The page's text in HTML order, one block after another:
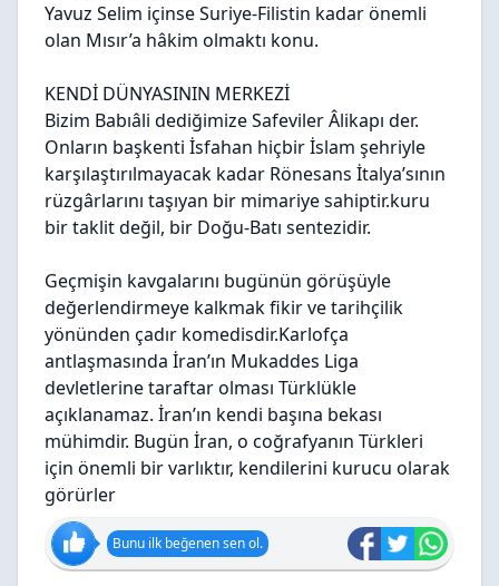
Yavuz Selim içinse Suriye-Filistin kadar önemli
olan Mısır’a hâkim olmaktı konu.
KENDİ DÜNYASININ MERKEZİ
Bizim Babıâli dediğimize Safeviler Âlikapı der.
Onların başkenti İsfahan hiçbir İslam şehriyle
karşılaştırılmayacak kadar Rönesans İtalya’sının
rüzgârlarını taşıyan bir mimariye sahiptir.kuru
bir taklit değil, bir Doğu-Batı sentezidir.
Geçmişin kavgalarını bugünün görüşüyle
değerlendirmeye kalkmak fikir ve tarihçilik
yönünden çadır komedisdir.Karlofça
antlaşmasında İran’ın Mukaddes Liga
devletlerine taraftar olması Türklükle
açıklanamaz. İran’ın kendi başına bekası
mühimdir. Bugün İran, o coğrafyanın Türkleri
için önemli bir varlıktır, kendilerini kurucu olarak
görürler
Bunu ilk beğenen sen ol.